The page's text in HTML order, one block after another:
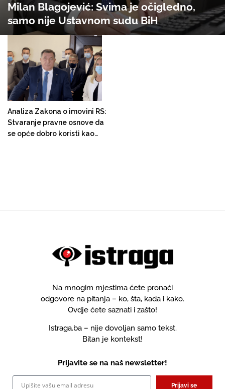
Milan Blagojević: Svima je očigledno,
samo nije Ustavnom sudu BiH
Analiza Zakona o imovini RS:
Stvaranje pravne osnove da
se opće dobro koristi kao
Na mnogim mjestima ćete pronaći
odgovore na pitanja – ko, šta, kada i kako.
Ovdje ćete saznati i zašto!
Istraga.ba – nije dovoljan samo tekst.
Bitan je kontekst!
Prijavite se na naš newsletter!
Prijavi se